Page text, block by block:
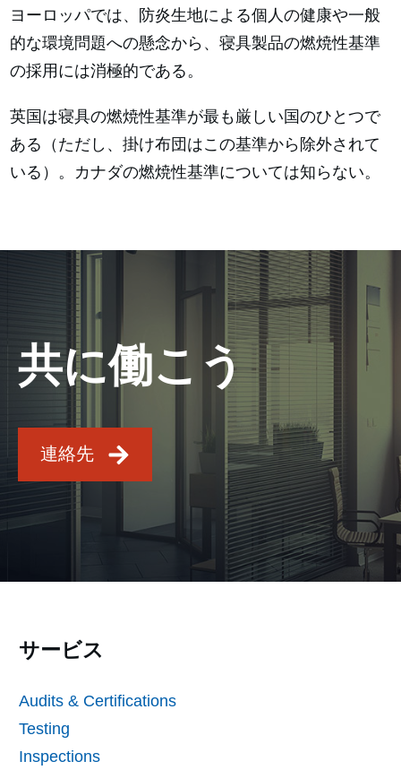
ヨーロッパでは、防炎生地による個人の健康や一般
的な環境問題への懸念から、寝具製品の燃焼性基準
の採用には消極的である。
英国は寝具の燃焼性基準が最も厳しい国のひとつで
ある（ただし、掛け布団はこの基準から除外されて
いる）。カナダの燃焼性基準については知らない。
共に働こう
連絡先
サービス
Audits & Certifications
Testing
Inspections